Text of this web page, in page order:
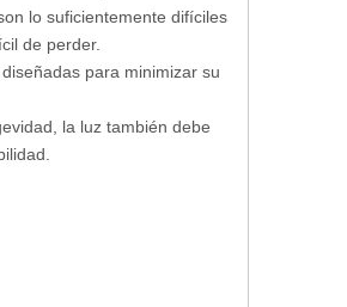
lo suficientemente difíciles
de perder.
para minimizar su
la luz también debe